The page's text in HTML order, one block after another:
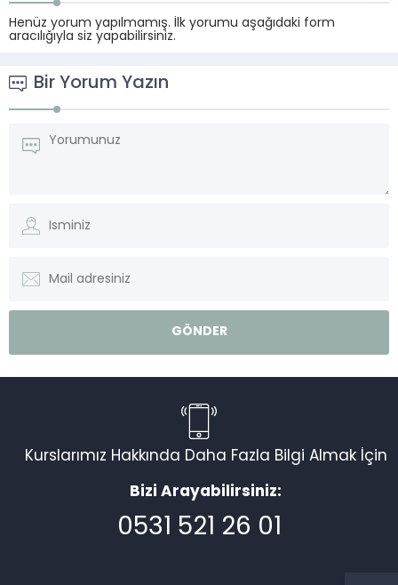
Henüz yorum yapılmamış. İlk yorumu aşağıdaki form
aracılığıyla siz yapabilirsiniz.
Bir Yorum Yazın
Kurslarımız Hakkında Daha Fazla Bilgi Almak İçin
Bizi Arayabilirsiniz:
0531 521 26 01